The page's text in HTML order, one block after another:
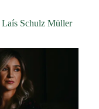
Laís Schulz Müller